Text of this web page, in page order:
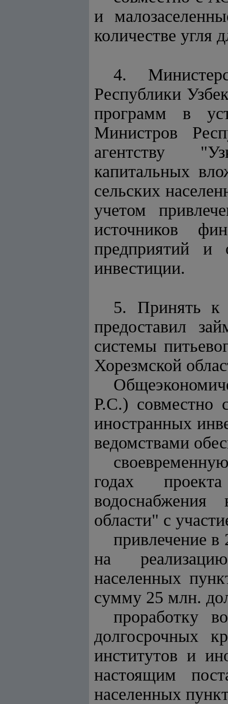
и
количестве угля
4.
Республики
программ в
Министров
агентству
капитальных
сельских
учетом
источников
предприятий и
инвестиции.
5. Принять к
предоставил
системы
Хорезмской
Р.С.) совместно
иностранных
ведомствами
годах
области" с
привлечение в
на реализацию
населенных
сумму 25 млн.
проработку
долгосрочных
институтов и
настоящим
населенных